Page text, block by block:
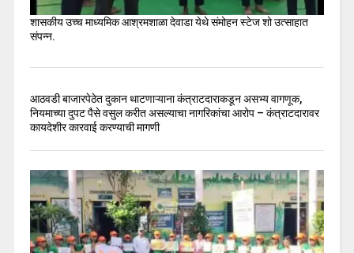
शासकीय उच्च माध्यमिक आश्रमशाळा देवाडा येथे संमोहन स्टेज शो उत्साहात
संपन्न.
आठवडी बाजारपेठेत दुकान थाटणाऱ्याना कंत्राटदाराकडून असभ्य वागणूक,
नियमाच्या दुपट पैसे वसुल करीत असल्याचा नागरिकांचा आरोप – कंत्राटदारावर
कायदेशीर कारवाई करण्याची मागणी